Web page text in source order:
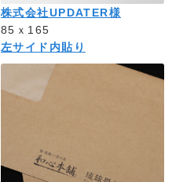
株式会社UPDATER様
85ｘ165
左サイド内貼り